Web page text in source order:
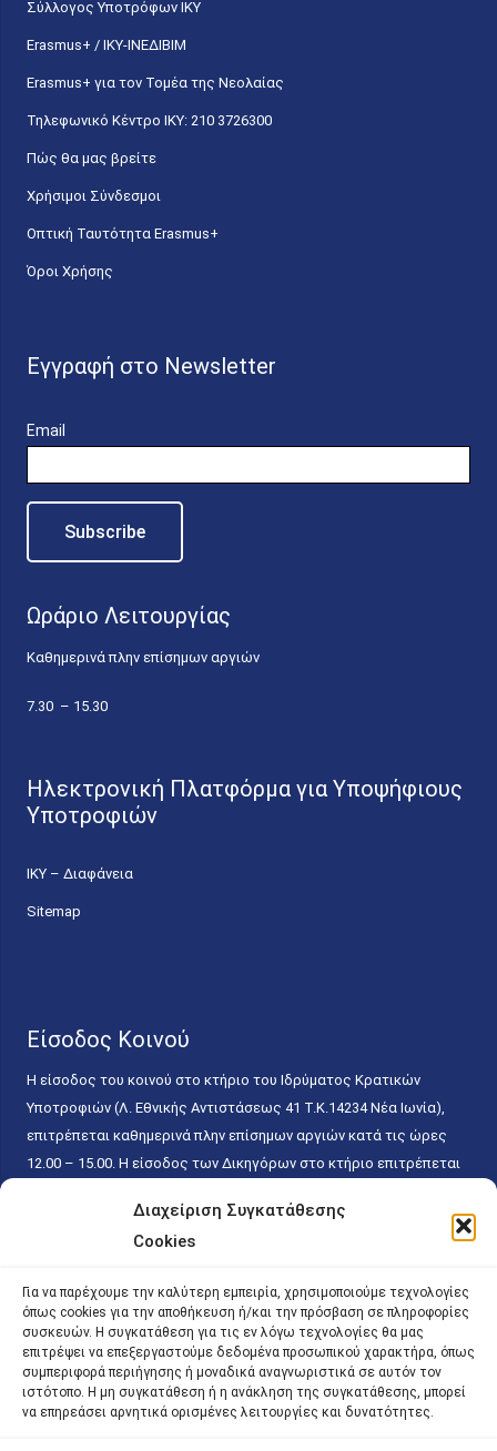
Διαχείριση Συγκατάθεσης
Cookies
Για να παρέχουμε την καλύτερη εμπειρία, χρησιμοποιούμε τεχνολογίες
όπως cookies για την αποθήκευση ή/και την πρόσβαση σε πληροφορίες
συσκευών. Η συγκατάθεση για τις εν λόγω τεχνολογίες θα μας
επιτρέψει να επεξεργαστούμε δεδομένα προσωπικού χαρακτήρα, όπως
συμπεριφορά περιήγησης ή μοναδικά αναγνωριστικά σε αυτόν τον
ιστότοπο. Η μη συγκατάθεση ή η ανάκληση της συγκατάθεσης, μπορεί
να επηρεάσει αρνητικά ορισμένες λειτουργίες και δυνατότητες.
Σύλλογος Υποτρόφων ΙΚΥ
Erasmus+ / ΙΚΥ-ΙΝΕΔΙΒΙΜ
Erasmus+ για τον Τομέα της Νεολαίας
Τηλεφωνικό Κέντρο IKY: 210 3726300
Πώς θα μας βρείτε
Χρήσιμοι Σύνδεσμοι
Οπτική Ταυτότητα Erasmus+
Όροι Χρήσης
Εγγραφή στο Newsletter
Email
Ωράριο Λειτουργίας
Καθημερινά πλην επίσημων αργιών
7.30 – 15.30
Ηλεκτρονική Πλατφόρμα για Υποψήφιους
Υποτροφιών
ΙΚΥ – Διαφάνεια
Sitemap
Είσοδος Κοινού
Η είσοδος του κοινού στο κτήριο του Ιδρύματος Κρατικών
Υποτροφιών (Λ. Εθνικής Αντιστάσεως 41 T.K.14234 Νέα Ιωνία),
επιτρέπεται καθημερινά πλην επίσημων αργιών κατά τις ώρες
12.00 – 15.00. Η είσοδος των Δικηγόρων στο κτήριο επιτρέπεται
κάθε εργάσιμη ημέρα και ώρα χωρίς κανέναν χρονικό ή άλλο
περιορισμό. Η είσοδος του κοινού ειδικά στο γραφείο του
15.00. Η εξυπηρέτηση του κοινού πραγματοποιείται βάσει των
παγίων ισχυουσών διατάξεων. Για την αποφυγή συνωστισμού
εντός του εσωτερικού χώρου εξυπηρέτησης και αναμονής του
κοινού, η εξυπηρέτησή του δύναται να πραγματοποιείται κατόπιν
προγραμματισμένου ραντεβού.